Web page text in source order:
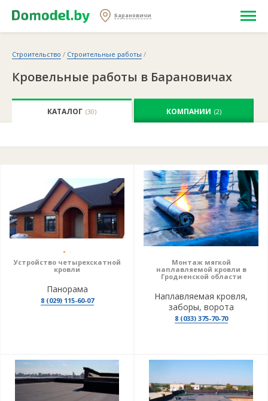
Барановичи
Строительство / Строительные работы /
Кровельные работы в Барановичах
КАТАЛОГ (30) КОМПАНИИ (2)
Устройство четырехскатной
кровли
Панорама
8 (029) 115-60-07
Монтаж мягкой
наплавляемой кровли в
Гродненской области
Наплавляемая кровля,
заборы, ворота
8 (033) 375-70-70